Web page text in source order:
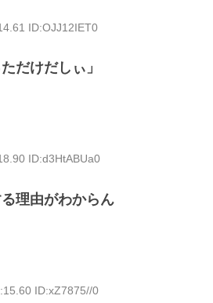
ID:OJJ12IET0
だけだしぃ」
ID:d3HtABUa0
理由がわからん
ID:xZ7875//0